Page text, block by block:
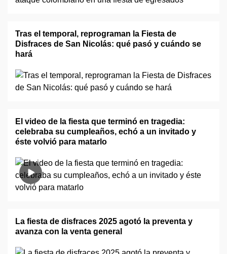
Tras el temporal, reprograman la Fiesta de
Disfraces de San Nicolás: qué pasó y cuándo se
hará
El video de la fiesta que terminó en tragedia:
celebraba su cumpleaños, echó a un invitado y
éste volvió para matarlo
La fiesta de disfraces 2025 agotó la preventa y
avanza con la venta general